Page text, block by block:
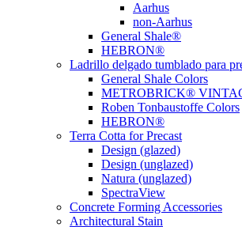
Aarhus
non-Aarhus
General Shale®
HEBRON®
Ladrillo delgado tumblado para
General Shale Colors
METROBRICK®
Roben Tonbaustoffe Colors
HEBRON®
Terra Cotta for Precast
Design (glazed)
Design (unglazed)
Natura (unglazed)
SpectraView
Concrete Forming Accessories
Architectural Stain